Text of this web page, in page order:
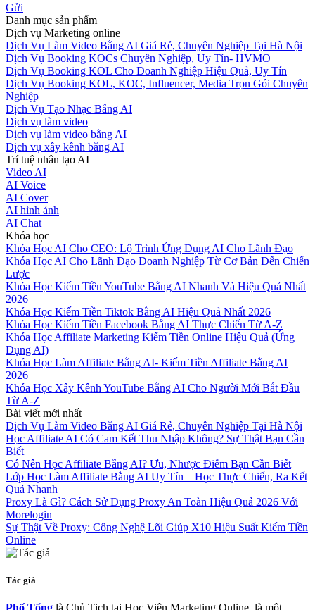
Gửi
Danh mục sản phẩm
Dịch vụ Marketing online
Dịch Vụ Làm Video Bằng AI Giá Rẻ, Chuyên Nghiệp Tại Hà Nội
Dịch Vụ Booking KOCs Chuyên Nghiệp, Uy Tín- HVMO
Dịch Vụ Booking KOL Cho Doanh Nghiệp Hiệu Quả, Uy Tín
Dịch Vụ Booking KOL, KOC, Influencer, Media Trọn Gói Chuyên
Nghiệp
Dịch Vụ Tạo Nhạc Bằng AI
Dịch vụ làm video
Dịch vụ làm video bằng AI
Dịch vụ xây kênh bằng AI
Trí tuệ nhân tạo AI
Video AI
AI Voice
AI Cover
AI hình ảnh
AI Chat
Khóa học
Khóa Học AI Cho CEO: Lộ Trình Ứng Dụng AI Cho Lãnh Đạo
Khóa Học AI Cho Lãnh Đạo Doanh Nghiệp Từ Cơ Bản Đến Chiến
Lược
Khóa Học Kiếm Tiền YouTube Bằng AI Nhanh Và Hiệu Quả Nhất
2026
Khóa Học Kiếm Tiền Tiktok Bằng AI Hiệu Quả Nhất 2026
Khóa Học Kiếm Tiền Facebook Bằng AI Thực Chiến Từ A-Z
Khóa Học Affiliate Marketing Kiếm Tiền Online Hiệu Quả (Ứng
Dụng AI)
Khóa Học Làm Affiliate Bằng AI- Kiếm Tiền Affiliate Bằng AI
2026
Khóa Học Xây Kênh YouTube Bằng AI Cho Người Mới Bắt Đầu
Từ A-Z
Bài viết mới nhất
Dịch Vụ Làm Video Bằng AI Giá Rẻ, Chuyên Nghiệp Tại Hà Nội
Học Affiliate AI Có Cam Kết Thu Nhập Không? Sự Thật Bạn Cần
Biết
Có Nên Học Affiliate Bằng AI? Ưu, Nhược Điểm Bạn Cần Biết
Lớp Học Làm Affiliate Bằng AI Uy Tín – Học Thực Chiến, Ra Kết
Quả Nhanh
Proxy Là Gì? Cách Sử Dụng Proxy An Toàn Hiệu Quả 2026 Với
Morelogin
Sự Thật Về Proxy: Công Nghệ Lõi Giúp X10 Hiệu Suất Kiếm Tiền
Online
Tác giả
Phố Tổng là Chủ Tịch tại Học Viện Marketing Online, là một